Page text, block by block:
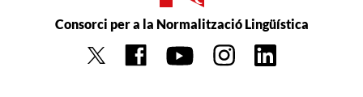
Consorci per a la Normalització Lingüística